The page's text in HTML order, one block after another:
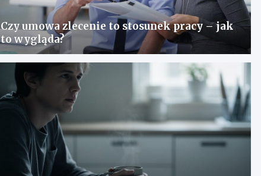
Czy umowa zlecenie to stosunek pracy – jak
to wygląda?